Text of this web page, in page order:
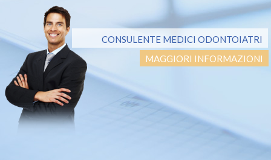
CONSULENTE MEDICI ODONTOIATRI
MAGGIORI INFORMAZIONI